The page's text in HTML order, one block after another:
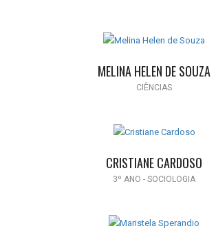
MELINA HELEN DE SOUZA
CIÊNCIAS
CRISTIANE CARDOSO
3º ANO - SOCIOLOGIA